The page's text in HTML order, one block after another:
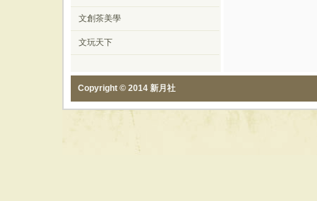
文創茶美學
文玩天下
Copyright © 2014 新月社